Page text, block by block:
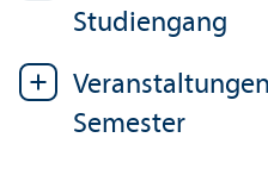
Studien­gang
Semester